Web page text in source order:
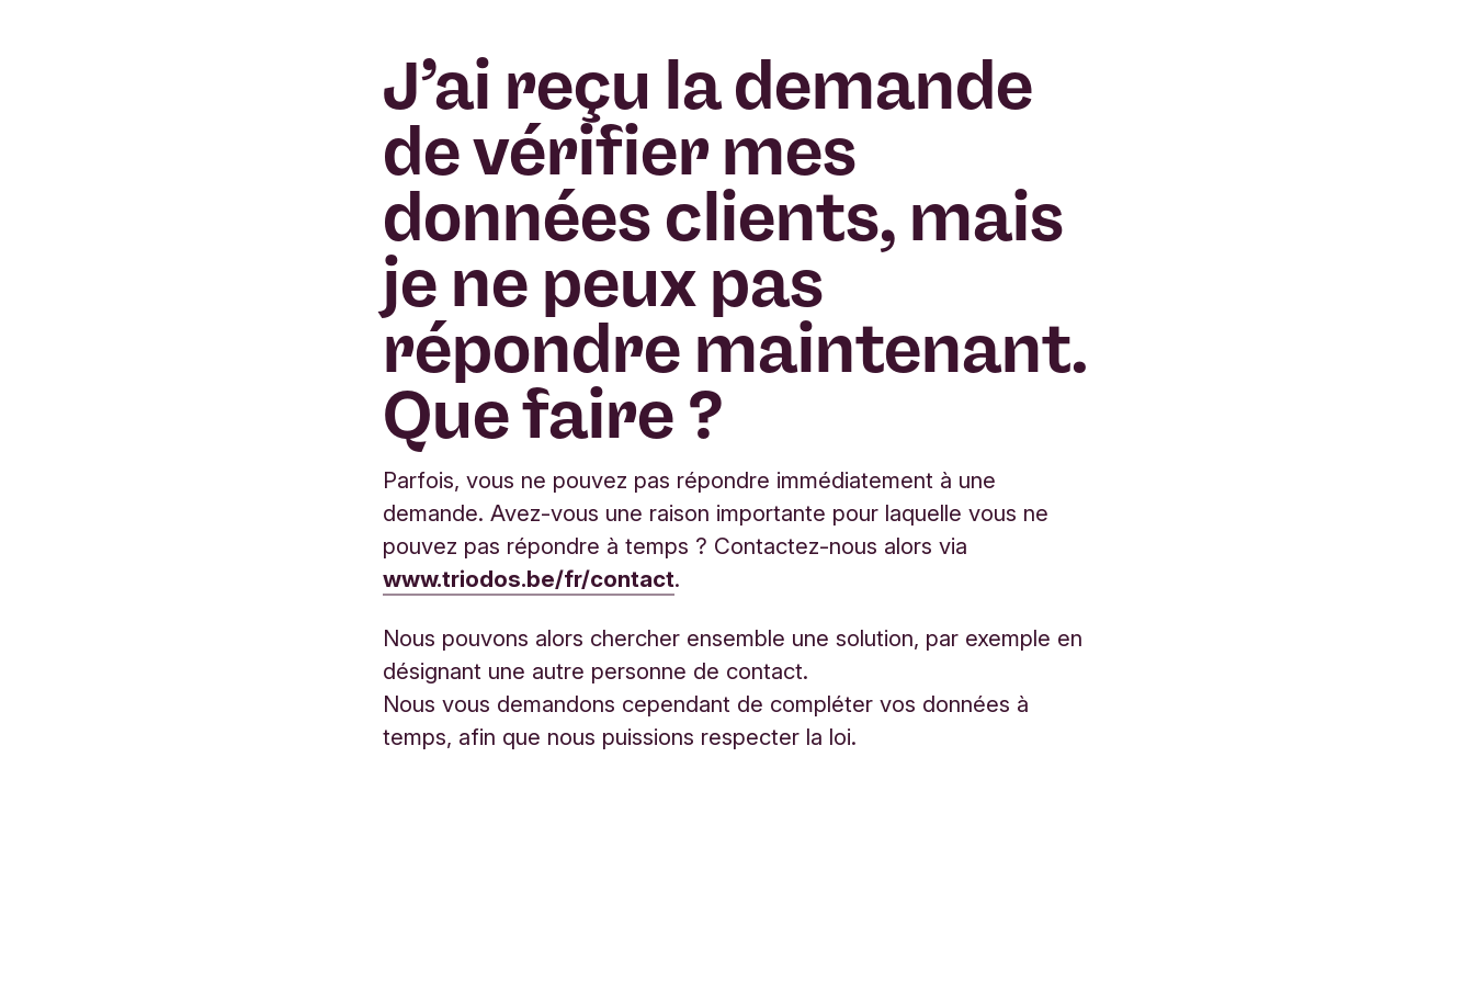
J’ai reçu la demande
de vérifier mes
données clients, mais
je ne peux pas
répondre maintenant.
Que faire ?
Parfois, vous ne pouvez pas répondre immédiatement à une
demande. Avez-vous une raison importante pour laquelle vous ne
pouvez pas répondre à temps ? Contactez-nous alors via
www.triodos.be/fr/contact.
Nous pouvons alors chercher ensemble une solution, par exemple en
désignant une autre personne de contact.
Nous vous demandons cependant de compléter vos données à
temps, afin que nous puissions respecter la loi.